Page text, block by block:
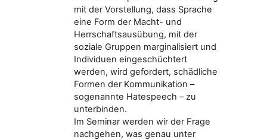
mit der Vorstellung, dass Sprache
eine Form der Macht- und
Herrschaftsausübung, mit der
soziale Gruppen marginalisiert und
Individuen eingeschüchtert
werden, wird gefordert, schädliche
Formen der Kommunikation –
sogenannte Hatespeech – zu
unterbinden.
Im Seminar werden wir der Frage
nachgehen, was genau unter